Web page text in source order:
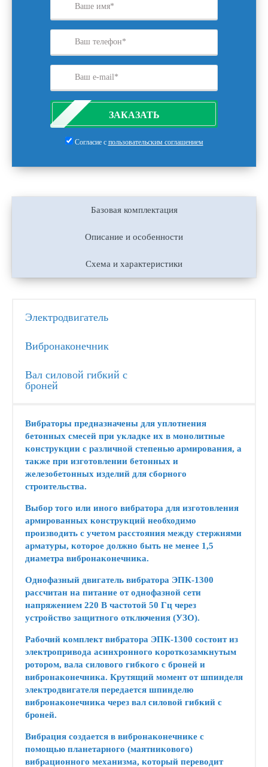
ЗАКАЗАТЬ
Согласие с пользовательским соглашением
Базовая комплектация
Описание и особенности
Схема и характеристики
Электродвигатель
Вибронаконечник
Вал силовой гибкий с
броней
Вибраторы предназначены для уплотнения
бетонных смесей при укладке их в монолитные
конструкции с различной степенью армирования, а
также при изготовлении бетонных и
железобетонных изделий для сборного
строительства.
Выбор того или иного вибратора для изготовления
армированных конструкций необходимо
производить с учетом расстояния между стержнями
арматуры, которое должно быть не менее 1,5
диаметра вибронаконечника.
Однофазный двигатель вибратора ЭПК-1300
рассчитан на питание от однофазной сети
напряжением 220 В частотой 50 Гц через
устройство защитного отключения (УЗО).
Рабочий комплект вибратора ЭПК-1300 состоит из
электропривода асинхронного короткозамкнутым
ротором, вала силового гибкого с броней и
вибронаконечника. Крутящий момент от шпинделя
электродвигателя передается шпинделю
вибронаконечника через вал силовой гибкий с
броней.
Вибрация создается в вибронаконечнике с
помощью планетарного (маятникового)
вибрационного механизма, который переводит